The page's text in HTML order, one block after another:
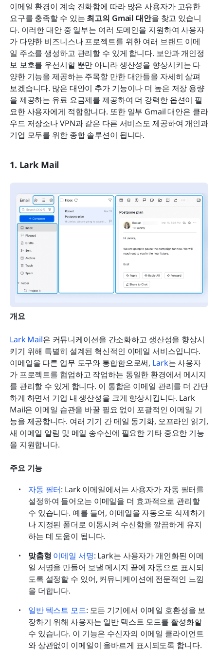
이메일 환경이 계속 진화함에 따라 많은 사용자가 고유한
요구를 충족할 수 있는 최고의 Gmail 대안을 찾고 있습니
다. 이러한 대안 중 일부는 여러 도메인을 지원하여 사용자
가 다양한 비즈니스나 프로젝트를 위한 여러 브랜드 이메
일 주소를 생성하고 관리할 수 있게 합니다. 보안과 개인정
보 보호를 우선시할 뿐만 아니라 생산성을 향상시키는 다
양한 기능을 제공하는 주목할 만한 대안들을 자세히 살펴
보겠습니다. 많은 대안이 추가 기능이나 더 높은 저장 용량
을 제공하는 유료 요금제를 제공하여 더 강력한 옵션이 필
요한 사용자에게 적합합니다. 또한 일부 Gmail 대안은 클라
우드 저장소나 VPN과 같은 다른 서비스도 제공하여 개인과
기업 모두를 위한 종합 솔루션이 됩니다.
1. Lark Mail
개요
Lark Mail은 커뮤니케이션을 간소화하고 생산성을 향상시
키기 위해 특별히 설계된 혁신적인 이메일 서비스입니다.
이메일을 다른 업무 도구와 통합함으로써, Lark는 사용자
가 프로젝트를 협업하고 작업하는 동일한 환경에서 메시지
를 관리할 수 있게 합니다. 이 통합은 이메일 관리를 더 간단
하게 하면서 기업 내 생산성을 크게 향상시킵니다. Lark
Mail은 이메일 습관을 바꿀 필요 없이 포괄적인 이메일 기
능을 제공합니다. 여러 기기 간 메일 동기화, 오프라인 읽기,
새 이메일 알림 및 메일 송수신에 필요한 기타 중요한 기능
을 지원합니다.
주요 기능
자동 필터: Lark 이메일에서는 사용자가 자동 필터를
설정하여 들어오는 이메일을 더 효과적으로 관리할
수 있습니다. 예를 들어, 이메일을 자동으로 삭제하거
나 지정된 폴더로 이동시켜 수신함을 깔끔하게 유지
하는 데 도움이 됩니다.
맞춤형 이메일 서명: Lark는 사용자가 개인화된 이메
일 서명을 만들어 보낼 메시지 끝에 자동으로 표시되
도록 설정할 수 있어, 커뮤니케이션에 전문적인 느낌
을 더합니다.
일반 텍스트 모드: 모든 기기에서 이메일 호환성을 보
장하기 위해 사용자는 일반 텍스트 모드를 활성화할
수 있습니다. 이 기능은 수신자의 이메일 클라이언트
와 상관없이 이메일이 올바르게 표시되도록 합니다.